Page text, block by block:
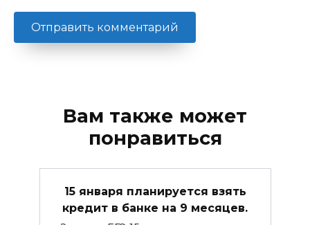
Вам также может
понравиться
15 января планируется взять
кредит в банке на 9 месяцев.